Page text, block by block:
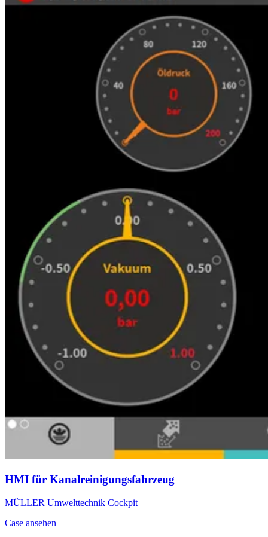
HMI für Kanalreinigungsfahrzeug
MÜLLER Umwelttechnik Cockpit
Case ansehen